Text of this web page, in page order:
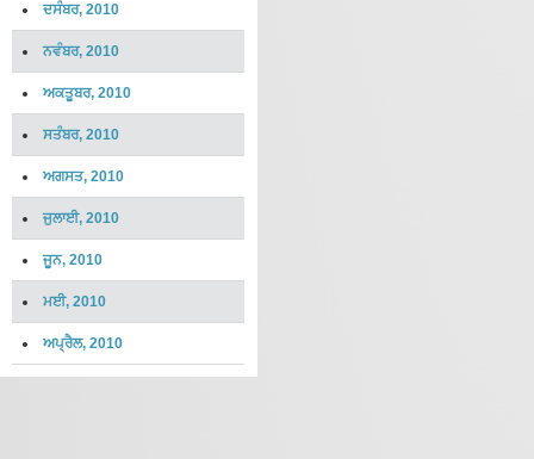
ਦਸੰਬਰ, 2010
ਨਵੰਬਰ, 2010
ਅਕਤੂਬਰ, 2010
ਸਤੰਬਰ, 2010
ਅਗਸਤ, 2010
ਜੁਲਾਈ, 2010
ਜੂਨ, 2010
ਮਈ, 2010
ਅਪ੍ਰੈਲ, 2010